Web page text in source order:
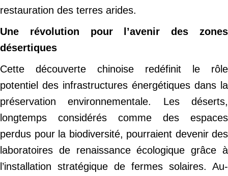
restauration des terres arides.
Une révolution pour l’avenir des zones
désertiques
Cette découverte chinoise redéfinit le rôle
potentiel des infrastructures énergétiques dans la
préservation environnementale. Les déserts,
longtemps considérés comme des espaces
perdus pour la biodiversité, pourraient devenir des
laboratoires de renaissance écologique grâce à
l’installation stratégique de fermes solaires. Au-